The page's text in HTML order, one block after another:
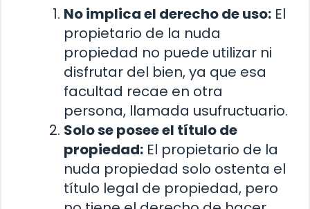
No implica el derecho de uso: El
propietario de la nuda
propiedad no puede utilizar ni
disfrutar del bien, ya que esa
facultad recae en otra
persona, llamada usufructuario.
Solo se posee el título de
propiedad: El propietario de la
nuda propiedad solo ostenta el
título legal de propiedad, pero